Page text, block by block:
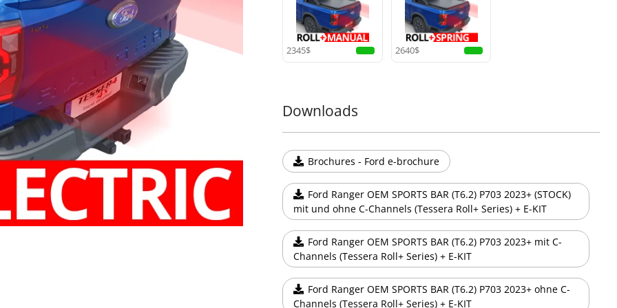
Halten Sie Ihre Ladefläche trocken und funktionsfähig mit
dem Doppeldrainagesystem Φ20. Mit Anti-Blatt-
Technologie und doppelten Überlaufkanälen
ausgestattet, bewältigt es bis zu 60 Liter pro Minute und
Kompaktes und Platzsparendes Behälterdesign
Maximieren Sie die Kapazität Ihrer Ladefläche mit den
Tessera Roll+:
• Doppelkabine: 20 cm x 23 cm (H x B)
• Einzel-/Space-Kabine und amerikanische Modelle: 26
cm x 30 cm (H x B)
Dieses innovative Design bietet mehr nutzbaren
Stauraum, ohne die Haltbarkeit zu beeinträchtigen.
Einfach zugängliche Behälterabdeckung
entwickelten Behälterabdeckung, die schnellen und
unkomplizierten Zugang zum Tessera Roll+ bietet und so
2345$ 2640$
Downloads
Brochures - Ford e-brochure
Ford Ranger OEM SPORTS BAR (T6.2) P703 2023+ (STOCK)
mit und ohne C-Channels (Tessera Roll+ Series) + E-KIT
Ford Ranger OEM SPORTS BAR (T6.2) P703 2023+ mit C-
Channels (Tessera Roll+ Series) + E-KIT
Ford Ranger OEM SPORTS BAR (T6.2) P703 2023+ ohne C-
Channels (Tessera Roll+ Series) + E-KIT